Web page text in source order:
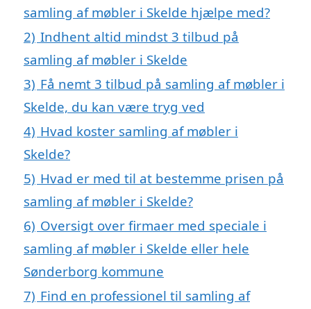
samling af møbler i Skelde hjælpe med?
2) Indhent altid mindst 3 tilbud på
samling af møbler i Skelde
3) Få nemt 3 tilbud på samling af møbler i
Skelde, du kan være tryg ved
4) Hvad koster samling af møbler i
Skelde?
5) Hvad er med til at bestemme prisen på
samling af møbler i Skelde?
6) Oversigt over firmaer med speciale i
samling af møbler i Skelde eller hele
Sønderborg kommune
7) Find en professionel til samling af